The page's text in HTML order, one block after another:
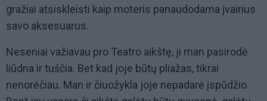
gražiai atsiskleisti kaip moteris panaudodama įvairius
savo aksesuarus.
Neseniai važiavau pro Teatro aikštę, ji man pasirodė
liūdna ir tuščia. Bet kad joje būtų pliažas, tikrai
nenorėčiau. Man ir čiuožykla joje nepadarė įspūdžio.